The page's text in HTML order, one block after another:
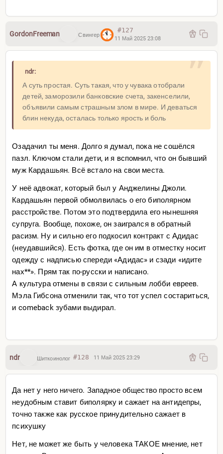
GordonFreeman Свингер
#127
11 Май 2025 23:08
ndr:
А суть простая. Суть такая, что у чувака отобрали
детей, заморозили банковские счета, закенселили,
объявили самым страшным злом в мире. И деваться
блин некуда, осталась только ярость и боль
Озадачил ты меня. Долго я думал, пока не сошёлся
пазл. Ключом стали дети, и я вспомнил, что он бывший
муж Кардашьян. Всё встало на свои места.
У неё адвокат, который был у Анджелины Джоли.
Кардашьян первой обмолвилась о его биполярном
расстройстве. Потом это подтвердила его нынешняя
супруга. Вообще, похоже, он заигрался в обратный
расизм. Ну и сильно его подкосил контракт с Адидас
(неудавшийся). Есть фотка, где он им в отместку носит
одежду с надписью спереди «Адидас» и сзади «идите
нах**». Прям так по-русски и написано.
А культура отмены в связи с сильным лобби евреев.
Мэла Гибсона отменили так, что тот успел состариться,
и comeback зубами выдирал.
ndr Шиткоинолог #128 11 Май 2025 23:29
Да нет у него ничего. Западное общество просто всем
неудобным ставит биполярку и сажает на антидепры,
точно также как русское принудительно сажает в
психушку
Нет, не может же быть у человека ТАКОЕ мнение, нет